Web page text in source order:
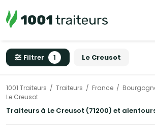
Filtrer 1 Le Creusot
1001 Traiteurs Traiteurs France
Le Creusot
Traiteurs à Le Creusot (71200) et